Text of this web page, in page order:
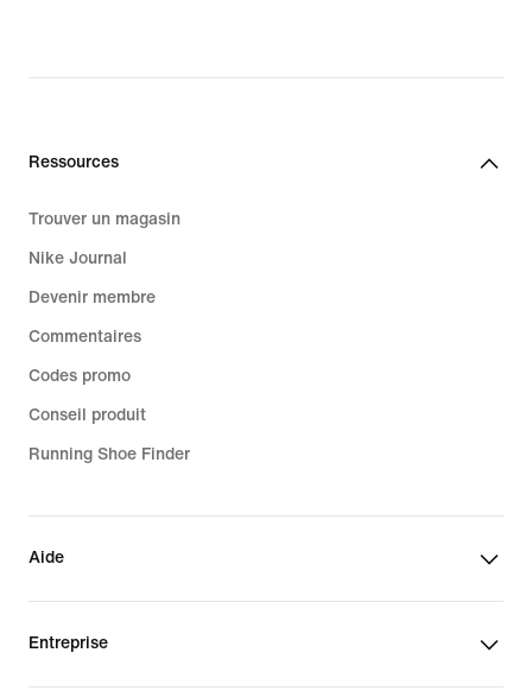
Ressources
Trouver un magasin
Nike Journal
Devenir membre
Commentaires
Codes promo
Conseil produit
Running Shoe Finder
Aide
Entreprise